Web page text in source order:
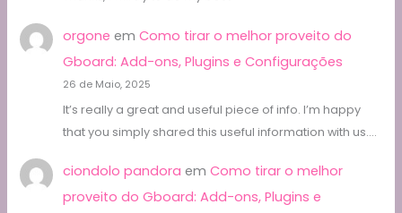
orgone em Como tirar o melhor proveito do
Gboard: Add-ons, Plugins e Configurações
26 de Maio, 2025
It’s really a great and useful piece of info. I’m happy
that you simply shared this useful information with us.…
ciondolo pandora em Como tirar o melhor
proveito do Gboard: Add-ons, Plugins e